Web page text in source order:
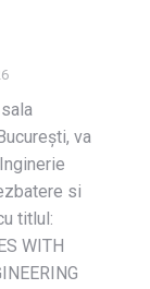
va
si
titlul:
WITH